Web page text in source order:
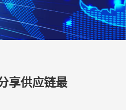
享供应链最